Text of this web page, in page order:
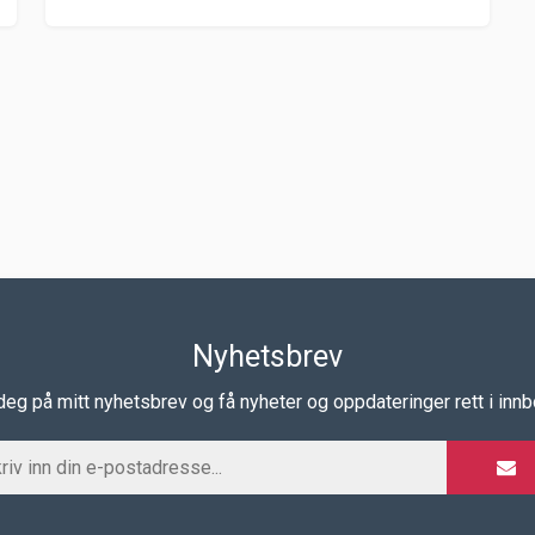
Nyhetsbrev
på mitt nyhetsbrev og få nyheter og oppdateringer rett i